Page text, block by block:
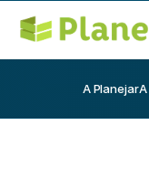
A Planejar